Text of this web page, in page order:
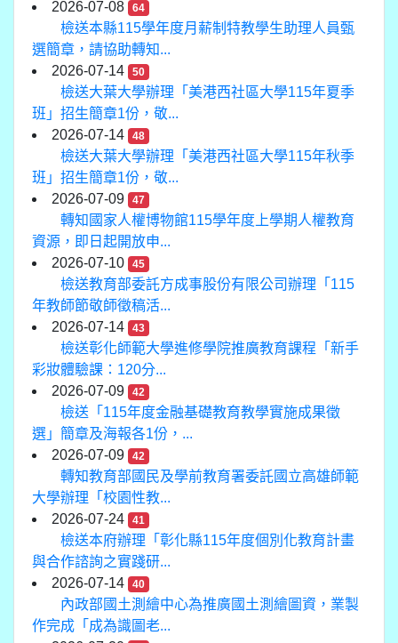
2026-07-08
64
檢送本縣115學年度月薪制特教學生助理人員甄
選簡章，請協助轉知...
2026-07-14
50
檢送大葉大學辦理「美港西社區大學115年夏季
班」招生簡章1份，敬...
2026-07-14
48
檢送大葉大學辦理「美港西社區大學115年秋季
班」招生簡章1份，敬...
2026-07-09
47
轉知國家人權博物館115學年度上學期人權教育
資源，即日起開放申...
2026-07-10
45
檢送教育部委託方成事股份有限公司辦理「115
年教師節敬師徵稿活...
2026-07-14
43
檢送彰化師範大學進修學院推廣教育課程「新手
彩妝體驗課：120分...
2026-07-09
42
檢送「115年度金融基礎教育教學實施成果徵
選」簡章及海報各1份，...
2026-07-09
42
轉知教育部國民及學前教育署委託國立高雄師範
大學辦理「校園性教...
2026-07-24
41
檢送本府辦理「彰化縣115年度個別化教育計畫
與合作諮詢之實踐研...
2026-07-14
40
內政部國土測繪中心為推廣國土測繪圖資，業製
作完成「成為識圖老...